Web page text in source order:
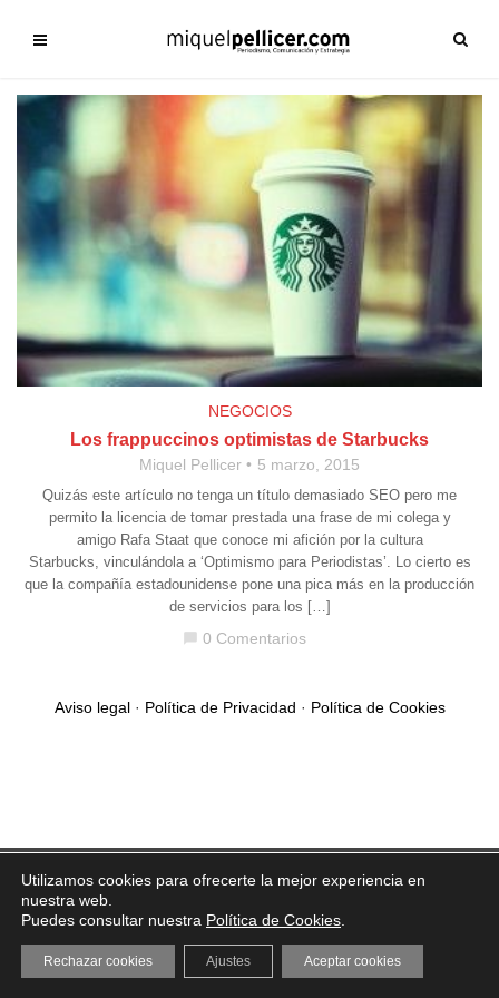
NEGOCIOS
Los frappuccinos optimistas de Starbucks
Miquel Pellicer 5 marzo, 2015
Quizás este artículo no tenga un título demasiado SEO pero me
permito la licencia de tomar prestada una frase de mi colega y
amigo Rafa Staat que conoce mi afición por la cultura
Starbucks, vinculándola a ‘Optimismo para Periodistas’. Lo cierto es
que la compañía estadounidense pone una pica más en la producción
de servicios para los […]
chat_bubble 0 Comentarios
Aviso legal· Política de Privacidad · Política de Cookies
Utilizamos cookies para ofrecerte la mejor experiencia en
nuestra web.
Puedes consultar nuestra Política de Cookies
Aceptar cookies
Rechazar cookies Ajustes